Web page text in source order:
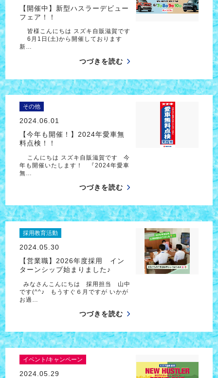
【開催中】新型ハスラーデビュー
フェア！！
皆様こんにちは スズキ自販滋賀です
6月1日(土)から開催しております
新…
つづきを読む
その他
2024.06.01
【今年も開催！】2024年愛車無
料点検！！
こんにちは スズキ自販滋賀です 今
年も開催いたします！ 『2024年愛車
無…
つづきを読む
採用教育活動
2024.05.30
【営業職】2026年度採用 イン
ターンシップ始まりました♪
みなさんこんにちは 採用担当 山中
です(^^♪ もうすぐ６月ですが いかが
お過…
つづきを読む
イベント/キャンペーン
2024.05.29